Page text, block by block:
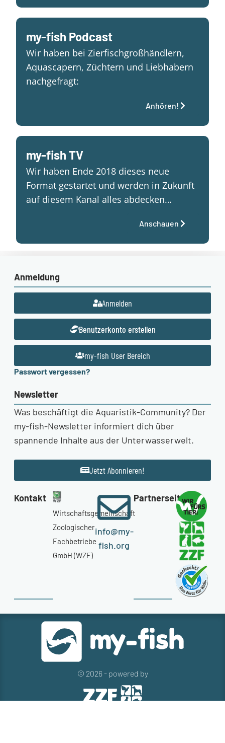
my-fish Podcast
Wir haben bei Zierfischgroßhändlern,
Aquascapern, Züchtern und Liebhabern
nachgefragt:
Anhören!
my-fish TV
Wir haben Ende 2018 dieses neue
Format gestartet und werden in Zukunft
auf diesem Kanal alles abdecken…
Anschauen
Anmeldung
Anmelden
Benutzerkonto erstellen
my-fish User Bereich
Passwort vergessen?
Newsletter
Was beschäftigt die Aquaristik-Community? Der
my-fish-Newsletter informiert dich über
spannende Inhalte aus der Unterwasserwelt.
Jetzt Abonnieren!
Kontakt
Wirtschaftsgemeinschaft
Zoologischer
Fachbetriebe
GmbH (WZF)
info@my-
fish.org
Partnerseiten
© 2026 - powered by